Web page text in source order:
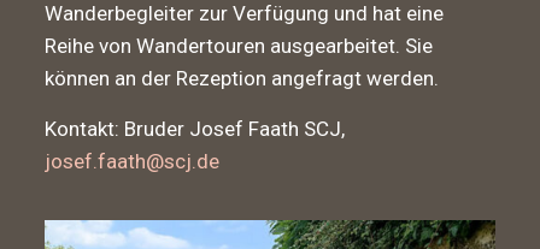
Wanderbegleiter zur Verfügung und hat eine
Reihe von Wandertouren ausgearbeitet. Sie
können an der Rezeption angefragt werden.
Kontakt: Bruder Josef Faath SCJ,
josef.faath@scj.de